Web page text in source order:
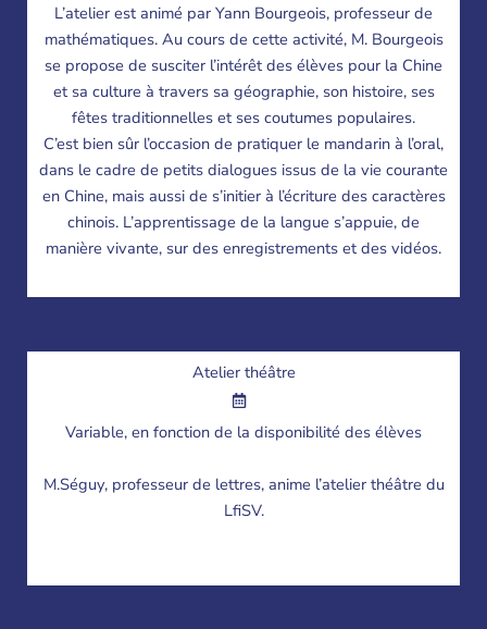
L’atelier est animé par Yann Bourgeois, professeur de
mathématiques. Au cours de cette activité, M. Bourgeois
se propose de susciter l’intérêt des élèves pour la Chine
et sa culture à travers sa géographie, son histoire, ses
fêtes traditionnelles et ses coutumes populaires.
C’est bien sûr l’occasion de pratiquer le mandarin à l’oral,
dans le cadre de petits dialogues issus de la vie courante
en Chine, mais aussi de s’initier à l’écriture des caractères
chinois. L’apprentissage de la langue s’appuie, de
manière vivante, sur des enregistrements et des vidéos.
Atelier théâtre
Variable, en fonction de la disponibilité des élèves
M.Séguy, professeur de lettres, anime l’atelier théâtre du
LfiSV.